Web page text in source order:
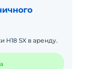
SX в аренду.